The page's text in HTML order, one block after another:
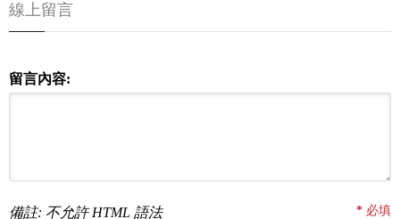
線上留言
留言內容:
備註: 不允許 HTML 語法 * 必填